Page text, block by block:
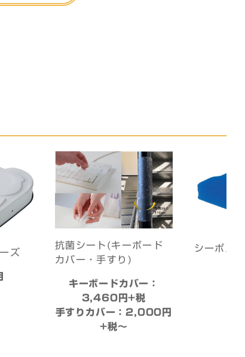
ズ
抗菌シート(キーボード
カバー・手すり)
キーボードカバー：
3,460円+税
手すりカバー：2,000円
+税〜
シーポス